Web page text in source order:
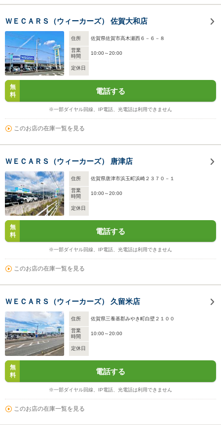
ＷＥＣＡＲＳ（ウィーカーズ） 佐賀大和店
住所 佐賀県佐賀市高木瀬西６－６－８
営業
時間
10:00～20:00
定休日
無
料
電話する
※一部ダイヤル回線、IP電話、光電話は利用できません
このお店の在庫一覧を見る
ＷＥＣＡＲＳ（ウィーカーズ） 唐津店
住所 佐賀県唐津市浜玉町浜崎２３７０－１
営業
時間
10:00～20:00
定休日
無
料
電話する
※一部ダイヤル回線、IP電話、光電話は利用できません
このお店の在庫一覧を見る
ＷＥＣＡＲＳ（ウィーカーズ） 久留米店
住所 佐賀県三養基郡みやき町白壁２１００
営業
時間
10:00～20:00
定休日
無
料
電話する
※一部ダイヤル回線、IP電話、光電話は利用できません
このお店の在庫一覧を見る